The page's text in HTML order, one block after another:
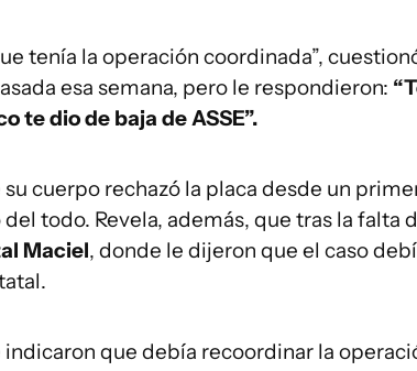
tenía la operación coordinada”,
esa semana, pero le respondieron:
te dio de baja de ASSE”.
cuerpo rechazó la placa desde un
todo. Revela, además, que tras la falta
Maciel, donde le dijeron que el caso
indicaron que debía recoordinar la